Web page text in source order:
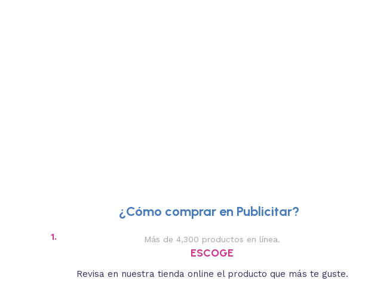
¿Cómo comprar en Publicitar?
1. Más de 4,300 productos en línea.
ESCOGE
Revisa en nuestra tienda online el producto que más te guste.